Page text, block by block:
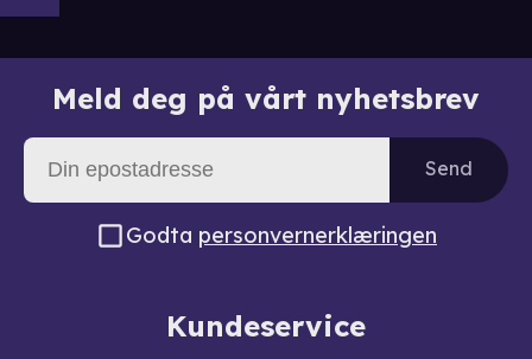
Meld deg på vårt nyhetsbrev
Send
Godta personvernerklæringen
Kundeservice